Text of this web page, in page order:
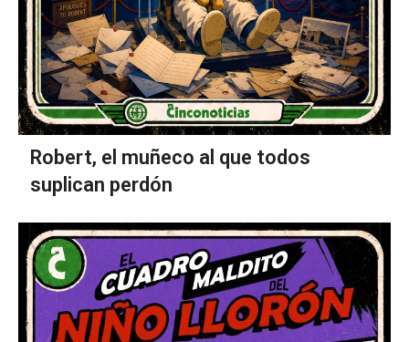
Robert, el muñeco al que todos
suplican perdón